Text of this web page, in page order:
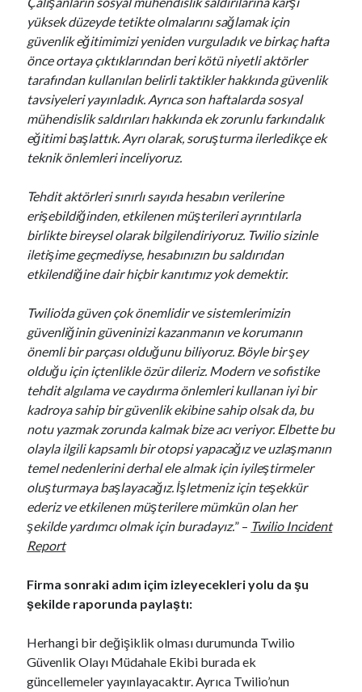
yüksek düzeyde tetikte olmalarını sağlamak için
güvenlik eğitimimizi yeniden vurguladık ve birkaç hafta
önce ortaya çıktıklarından beri kötü niyetli aktörler
tarafından kullanılan belirli taktikler hakkında güvenlik
tavsiyeleri yayınladık. Ayrıca son haftalarda sosyal
mühendislik saldırıları hakkında ek zorunlu farkındalık
eğitimi başlattık. Ayrı olarak, soruşturma ilerledikçe ek
teknik önlemleri inceliyoruz.
Tehdit aktörleri sınırlı sayıda hesabın verilerine
erişebildiğinden, etkilenen müşterileri ayrıntılarla
birlikte bireysel olarak bilgilendiriyoruz. Twilio sizinle
iletişime geçmediyse, hesabınızın bu saldırıdan
etkilendiğine dair hiçbir kanıtımız yok demektir.
Twilio’da güven çok önemlidir ve sistemlerimizin
güvenliğinin güveninizi kazanmanın ve korumanın
önemli bir parçası olduğunu biliyoruz. Böyle bir şey
olduğu için içtenlikle özür dileriz. Modern ve sofistike
tehdit algılama ve caydırma önlemleri kullanan iyi bir
kadroya sahip bir güvenlik ekibine sahip olsak da, bu
notu yazmak zorunda kalmak bize acı veriyor. Elbette bu
olayla ilgili kapsamlı bir otopsi yapacağız ve uzlaşmanın
temel nedenlerini derhal ele almak için iyileştirmeler
oluşturmaya başlayacağız. İşletmeniz için teşekkür
ederiz ve etkilenen müşterilere mümkün olan her
şekilde yardımcı olmak için buradayız.” – Twilio Incident
Report
Firma sonraki adım içim izleyecekleri yolu da şu
şekilde raporunda paylaştı:
Herhangi bir değişiklik olması durumunda Twilio
Güvenlik Olayı Müdahale Ekibi burada ek
güncellemeler yayınlayacaktır. Ayrıca Twilio’nun